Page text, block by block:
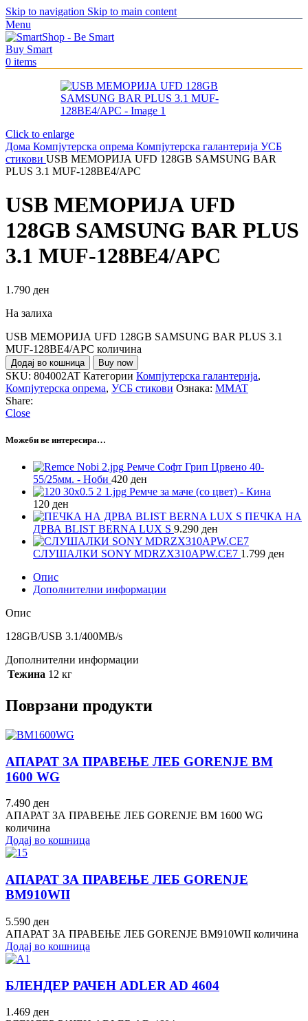
Skip to navigation Skip to main content
Menu
0 items
Click to enlarge
Дома Компјутерска опрема Компјутерска галантерија УСБ
стикови USB МЕМОРИЈА UFD 128GB SAMSUNG BAR
PLUS 3.1 MUF-128BE4/APC
USB МЕМОРИЈА UFD
128GB SAMSUNG BAR PLUS
3.1 MUF-128BE4/APC
1.790 ден
На залиха
USB МЕМОРИЈА UFD 128GB SAMSUNG BAR PLUS 3.1
MUF-128BE4/APC количина
Додај во кошница Buy now
SKU: 804002AT Категории Компјутерска галантерија,
Компјутерска опрема, УСБ стикови Ознака: MMAT
Share:
Close
Можеби ве интересира…
Ремче Софт Грип Црвено 40-
55/25мм. - Ноби 420 ден
Ремче за маче (со цвет) - Кина
120 ден
ПЕЧКА НА
ДРВА BLIST BERNA LUX S 9.290 ден
СЛУШАЛКИ SONY MDRZX310APW.CE7 1.799 ден
Опис
Дополнителни информации
Опис
128GB/USB 3.1/400MB/s
Дополнителни информации
Тежина 12 кг
Поврзани продукти
АПАРАТ ЗА ПРАВЕЊЕ ЛЕБ GORENJE BM
1600 WG
7.490 ден
АПАРАТ ЗА ПРАВЕЊЕ ЛЕБ GORENJE BM 1600 WG
количина
Додај во кошница
АПАРАТ ЗА ПРАВЕЊЕ ЛЕБ GORENJE
BM910WII
5.590 ден
АПАРАТ ЗА ПРАВЕЊЕ ЛЕБ GORENJE BM910WII количина
Додај во кошница
БЛЕНДЕР РАЧЕН ADLER AD 4604
1.469 ден